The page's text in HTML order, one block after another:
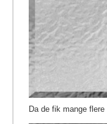
Da de fik mange